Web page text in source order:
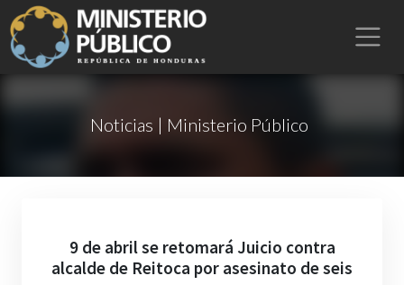
Noticias | Ministerio Público
9 de abril se retomará Juicio contra
alcalde de Reitoca por asesinato de seis